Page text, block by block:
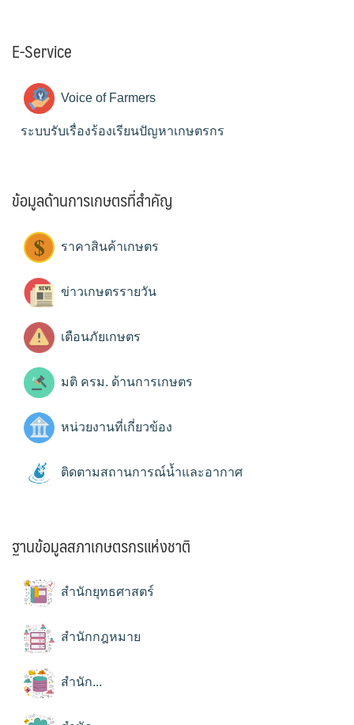
E-Service
Voice of Farmers
ระบบรับเรื่องร้องเรียนปัญหาเกษตรกร
ข้อมูลด้านการเกษตรที่สำคัญ
ราคาสินค้าเกษตร
ข่าวเกษตรรายวัน
เตือนภัยเกษตร
มติ ครม. ด้านการเกษตร
หน่วยงานที่เกี่ยวข้อง
ติดตามสถานการณ์น้ำและอากาศ
ฐานข้อมูลสภาเกษตรกรแห่งชาติ
สำนักยุทธศาสตร์
สำนักกฎหมาย
สำนัก...